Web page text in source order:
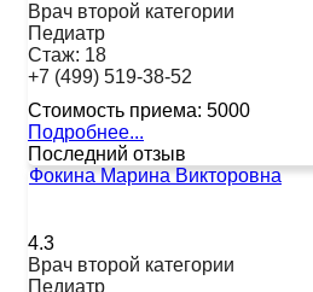
Врач второй категории
Педиатр
Стаж: 18
+7 (499) 519-38-52
Стоимость приема: 5000
Подробнее...
Последний отзыв
Фокина Марина Викторовна
4.3
Врач второй категории
Педиатр